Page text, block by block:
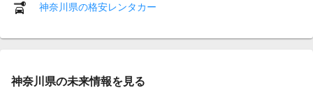
神奈川県の格安レンタカー
神奈川県の未来情報を見る